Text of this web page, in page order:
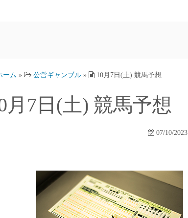
ーム » 公営ギャンブル » 10月7日(土) 競馬予想
月7日(土) 競馬予想
07/10/2023